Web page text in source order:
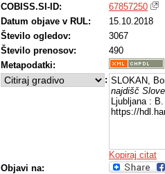
COBISS.SI-ID:
67857250
Datum objave v RUL:
15.10.2018
Število ogledov:
3067
Število prenosov:
490
Metapodatki:
: SLOKAN,
najdišč
Ljubljana :
https://
Kopiraj citat
Objavi na: